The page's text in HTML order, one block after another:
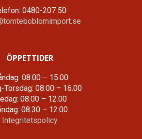
0480-207 50
ÖPPETTIDER
08.00 – 15.00
Torsdag: 08.00 – 16.00
08.00 – 12.00
08.30 – 12.00
Integritetspolicy